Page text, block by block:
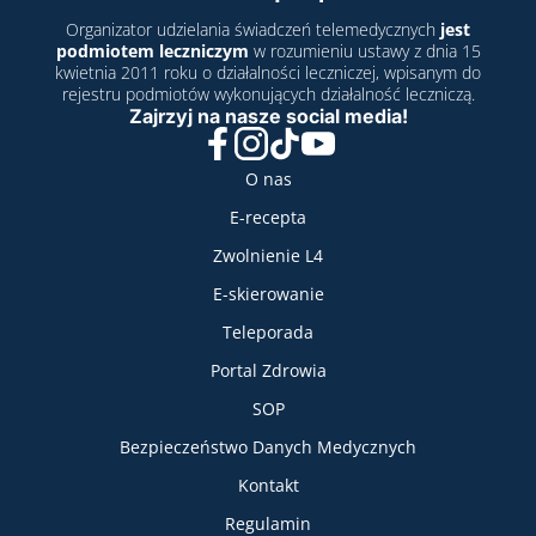
Organizator udzielania świadczeń telemedycznych jest
podmiotem leczniczym w rozumieniu ustawy z dnia 15
kwietnia 2011 roku o działalności leczniczej, wpisanym do
rejestru podmiotów wykonujących działalność leczniczą.
O nas
E-recepta
Zwolnienie L4
E-skierowanie
Teleporada
Portal Zdrowia
SOP
Bezpieczeństwo Danych Medycznych
Kontakt
Regulamin
Zajrzyj na nasze social media!
Facebook
Instagram
TikTokYouTube